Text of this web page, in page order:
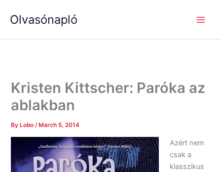
Olvasónapló
Kristen Kittscher: Paróka az
ablakban
By Lobo/ March 5, 2014
Azért nem
csak a
klasszikus
e
a
é
g
k
é
g
k